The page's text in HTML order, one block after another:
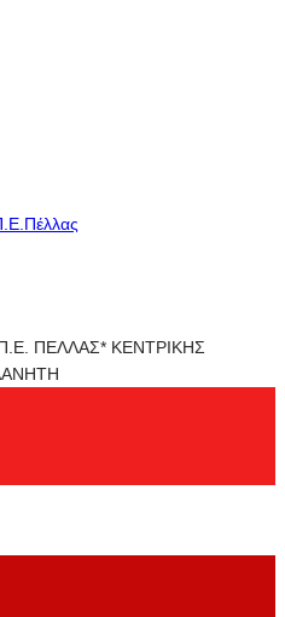
ΠΕΛΛΑΣ* ΚΕΝΤΡΙΚΗΣ